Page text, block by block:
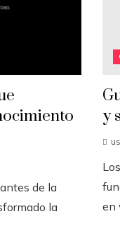
de la
la
y
en